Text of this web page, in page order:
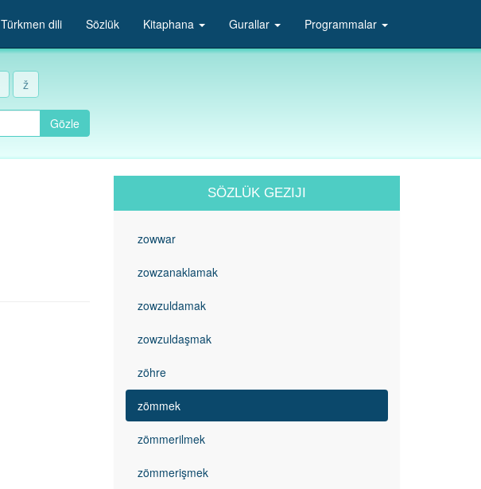
Türkmen dili Sözlük Kitaphana Gurallar Programmalar
ž
Gözle
SÖZLÜK GEZIJI
zowwar
zowzanaklamak
zowzuldamak
zowzuldaşmak
zöhre
zömmek
zömmerilmek
zömmerişmek